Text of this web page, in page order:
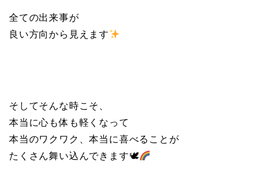
全ての出来事が
良い方向から見えます
そしてそんな時こそ、
本当に心も体も軽くなって
本当のワクワク、本当に喜べることが
たくさん舞い込んできます🕊